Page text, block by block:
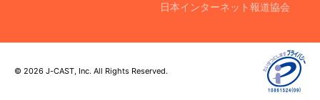
日本インターネット報道協会
© 2026 J-CAST, Inc. All Rights Reserved.